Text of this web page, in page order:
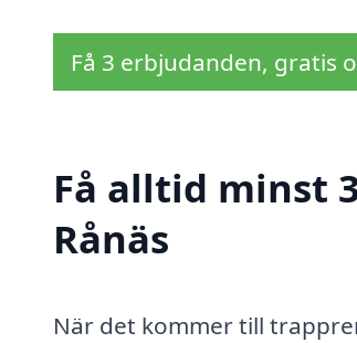
Få 3 erbjudanden, gratis
Få alltid minst
Rånäs
När det kommer till